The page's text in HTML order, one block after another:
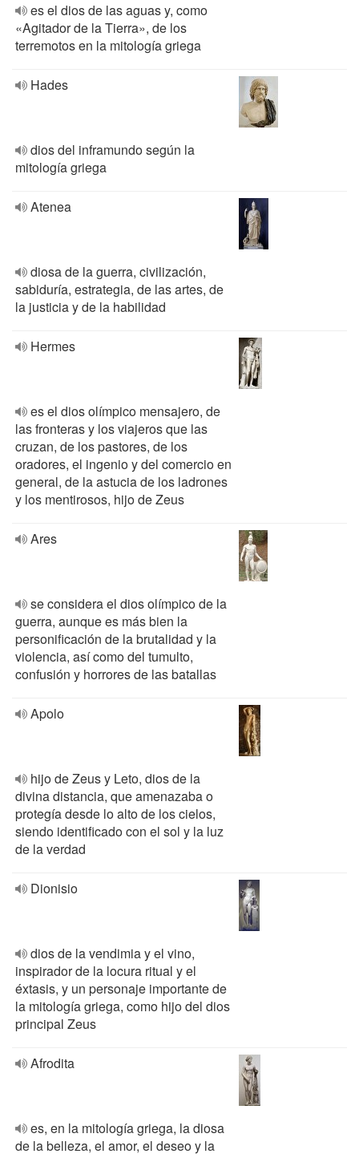
es el dios de las aguas y, como
«Agitador de la Tierra», de los
terremotos en la mitología griega
Hades
dios del inframundo según la
mitología griega
Atenea
diosa de la guerra, civilización,
sabiduría, estrategia, de las artes, de
la justicia y de la habilidad
Hermes
es el dios olímpico mensajero, de
las fronteras y los viajeros que las
cruzan, de los pastores, de los
oradores, el ingenio y del comercio en
general, de la astucia de los ladrones
y los mentirosos, hijo de Zeus
Ares
se considera el dios olímpico de la
guerra, aunque es más bien la
personificación de la brutalidad y la
violencia, así como del tumulto,
confusión y horrores de las batallas
Apolo
hijo de Zeus y Leto, dios de la
divina distancia, que amenazaba o
protegía desde lo alto de los cielos,
siendo identificado con el sol y la luz
de la verdad
Dionisio
dios de la vendimia y el vino,
inspirador de la locura ritual y el
éxtasis, y un personaje importante de
la mitología griega, como hijo del dios
principal Zeus
Afrodita
es, en la mitología griega, la diosa
de la belleza, el amor, el deseo y la